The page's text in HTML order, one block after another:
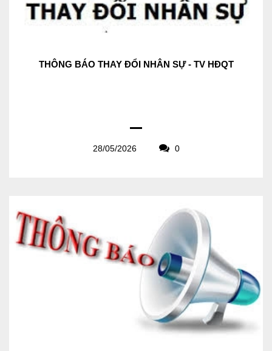
THÔNG BÁO THAY ĐỔI NHÂN SỰ - TV HĐQT
28/05/2026 0